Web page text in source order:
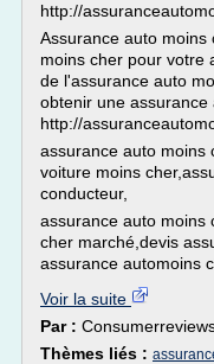
http://
Assurance auto
moins cher pour votre
de l'assurance auto
obtenir une assurance
http://
assurance auto moins
voiture moins
conducteur,
assurance auto moins
cher marché,devis
assurance automoins
Voir la suite
Par :
Thèmes liés :